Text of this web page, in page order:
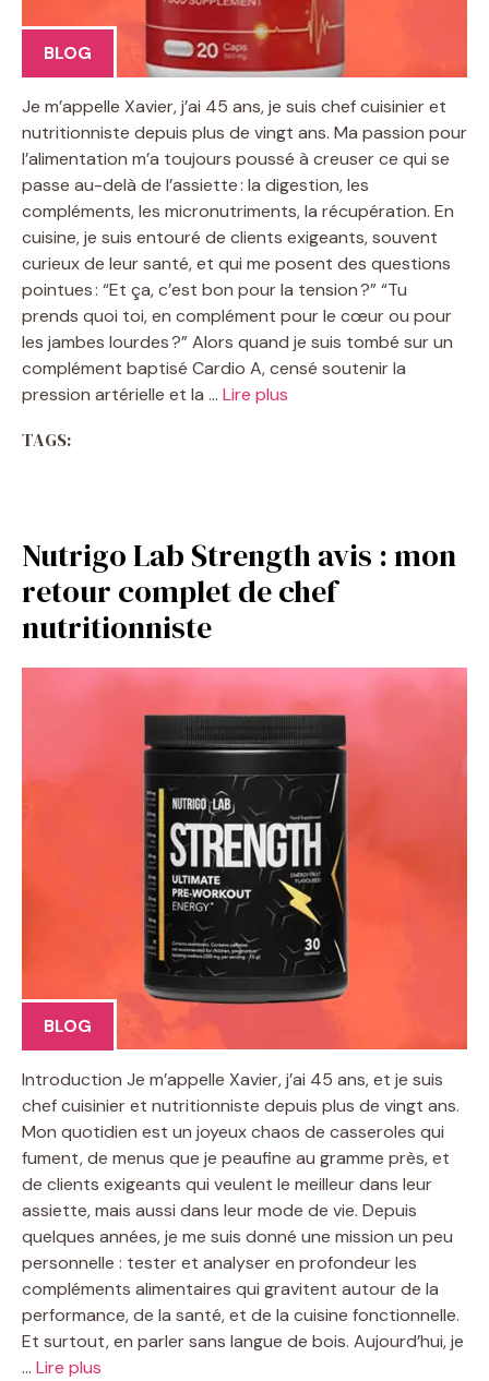
BLOG
Je m’appelle Xavier, j’ai 45 ans, je suis chef cuisinier et
nutritionniste depuis plus de vingt ans. Ma passion pour
l’alimentation m’a toujours poussé à creuser ce qui se
passe au-delà de l’assiette : la digestion, les
compléments, les micronutriments, la récupération. En
cuisine, je suis entouré de clients exigeants, souvent
curieux de leur santé, et qui me posent des questions
pointues : “Et ça, c’est bon pour la tension ?” “Tu
prends quoi toi, en complément pour le cœur ou pour
les jambes lourdes ?” Alors quand je suis tombé sur un
complément baptisé Cardio A, censé soutenir la
pression artérielle et la … Lire plus
TAGS:
Nutrigo Lab Strength avis : mon
retour complet de chef
nutritionniste
BLOG
Introduction Je m’appelle Xavier, j’ai 45 ans, et je suis
chef cuisinier et nutritionniste depuis plus de vingt ans.
Mon quotidien est un joyeux chaos de casseroles qui
fument, de menus que je peaufine au gramme près, et
de clients exigeants qui veulent le meilleur dans leur
assiette, mais aussi dans leur mode de vie. Depuis
quelques années, je me suis donné une mission un peu
personnelle : tester et analyser en profondeur les
compléments alimentaires qui gravitent autour de la
performance, de la santé, et de la cuisine fonctionnelle.
Et surtout, en parler sans langue de bois. Aujourd’hui, je
… Lire plus